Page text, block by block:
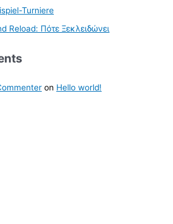
Turniere
Reload: Πότε Ξεκλειδώνει
on Hello world!